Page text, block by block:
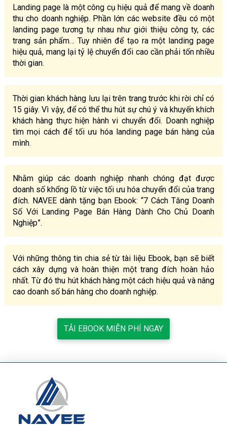
Landing page là một công cụ hiệu quả để mang về doanh
thu cho doanh nghiệp. Phần lớn các website đều có một
landing page tương tự nhau như giới thiệu công ty, các
trang sản phẩm… Tuy nhiên để tạo ra một landing page
hiệu quả, mang lại tỷ lệ chuyển đổi cao cần phải tốn nhiều
thời gian.
Thời gian khách hàng lưu lại trên trang trước khi rời chỉ có
15 giây. Vì vậy, để có thể thu hút sự chú ý và khuyến khích
khách hàng thực hiện hành vi chuyển đổi. Doanh nghiệp
tìm mọi cách để tối ưu hóa landing page bán hàng của
mình.
Nhằm giúp các doanh nghiệp nhanh chóng đạt được
doanh số khổng lồ từ việc tối ưu hóa chuyển đổi của trang
đích. NAVEE dành tặng bạn Ebook: “7 Cách Tăng Doanh
Số Với Landing Page Bán Hàng Dành Cho Chủ Doanh
Nghiệp”.
Với những thông tin chia sẻ từ tài liệu Ebook, bạn sẽ biết
cách xây dựng và hoàn thiện một trang đích hoàn hảo
nhất. Từ đó thu hút khách hàng một cách hiệu quả và nâng
cao doanh số bán hàng cho doanh nghiệp.
TẢI EBOOK MIỄN PHÍ NGAY